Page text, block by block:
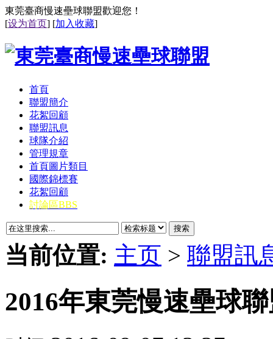
東莞臺商慢速壘球聯盟歡迎您！
[设为首页] [加入收藏]
首頁
聯盟簡介
花絮回顧
聯盟訊息
球隊介紹
管理規章
首頁圖片類目
國際錦標賽
花絮回顧
討論區BBS
搜索
当前位置: 主页 > 聯盟訊
2016年東莞慢速壘球